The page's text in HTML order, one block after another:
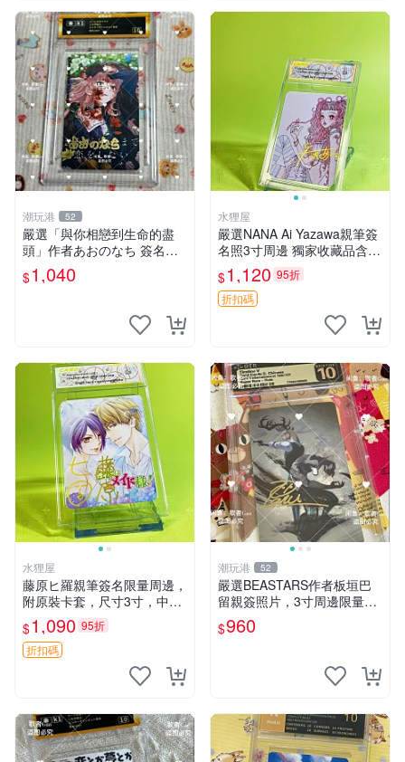
潮玩港 52
嚴選「與你相戀到生命的盡
頭」作者あおのなち 簽名照
片 3寸原裝卡磚 親筆簽名照
收藏佳品 周邊限定 照片拍賣
$1,040
水狸屋
嚴選NANA Ai Yazawa親筆簽
名照3寸周邊 獨家收藏品含卡
磚 日版中古 默認初瑕 周邊
照片 署名
$1,120 95折
折扣碼
水狸屋
藤原ヒ羅親筆簽名限量周邊，
附原裝卡套，尺寸3寸，中古
輕瑕 會長大人 親筆 簽名 周
邊 卡套 3寸 中古初瑕
$1,090 95折
折扣碼
潮玩港 52
嚴選BEASTARS作者板垣巴
留親簽照片，3寸周邊限量收
藏 BEASTARS 作者 經典 細
節收藏
$960